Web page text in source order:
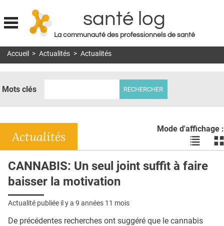
Jump to navigation
santé log
La communauté des professionnels de santé
MON COMPTE
DOSSIERS
RÉSEAUX
E-REVUE SAD
Accueil > Actualités > Actualités
Mots clés
Mode d'affichage :
Voir
les
en
les
Actualités
CANNABIS: Un seul joint suffit à faire
baisser la motivation
Actualité publiée il y a 9 années 11 mois
De précédentes recherches ont suggéré que le cannabis